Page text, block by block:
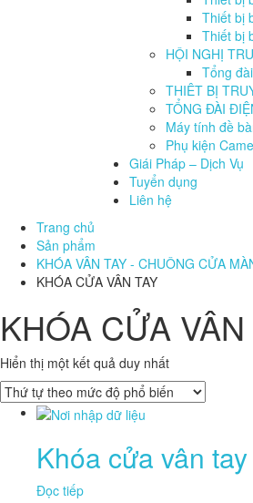
Thiết bị
Thiết bị
HỘI NGHỊ
Tổng
THIÊT BỊ
TỔNG ĐÀI
Máy tính đề
Phụ kiện
Giái Pháp – Dịch Vụ
Tuyển dụng
Liên hệ
Trang chủ
Sản phẩm
KHÓA VÂN TAY - CHUÔNG CỬA
KHÓA CỬA VÂN TAY
KHÓA CỬA VÂN
Hiển thị một kết quả duy nhất
Khóa cửa vân
Đọc tiếp